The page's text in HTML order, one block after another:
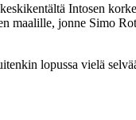
Intosen
maalille, jonne Simo
lopussa vielä